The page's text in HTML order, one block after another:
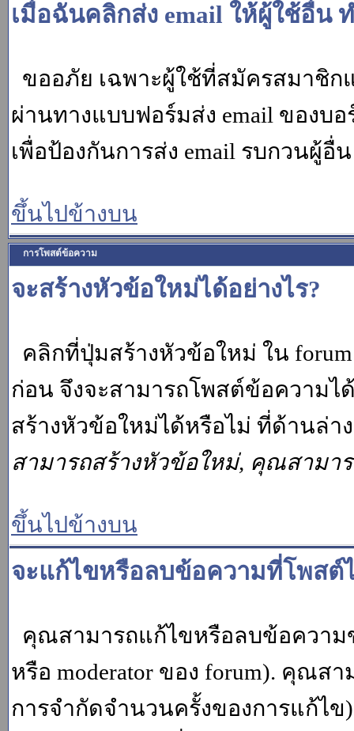
เมื่อฉันคลิกส่ง email ให้ผู้ใช้อื่น
ขออภัย เฉพาะผู้ใช้ที่สมัครสมาชิก
ผ่านทางแบบฟอร์มส่ง email ของ
เพื่อป้องกันการส่ง email รบกวนผู้อื่
ขึ้นไปข้างบน
การโพสต์ข้อความ
จะสร้างหัวข้อใหม่ได้อย่างไร?
คลิกที่ปุ่มสร้างหัวข้อใหม่ ใน
ก่อน จึงจะสามารถโพสต์ข้อความ
สร้างหัวข้อใหม่ได้หรือไม่ ที่ด้านล่
สามารถสร้างหัวข้อใหม่, คุณสามา
ขึ้นไปข้างบน
จะแก้ไขหรือลบข้อความที่โพสต์
คุณสามารถแก้ไขหรือลบข้อความ
หรือ moderator ของ forum). คุณส
การจำกัดจำนวนครั้งของการแก้ไ